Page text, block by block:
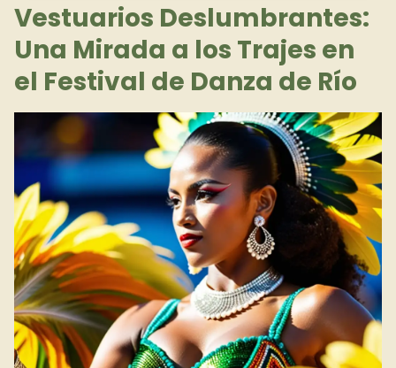
Vestuarios Deslumbrantes:
Una Mirada a los Trajes en
el Festival de Danza de Río